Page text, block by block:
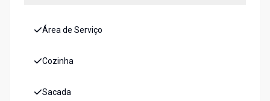
Área de Serviço
Cozinha
Sacada